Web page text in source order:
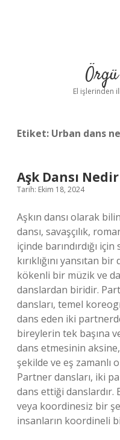
El işlerinden
Etiket: Urban dans
Aşk Dansı Nedir
Tarih: Ekim 18, 2024
Aşkın dansı olarak
dansı, savaşçılık,
içinde barındırdığı
kırıklığını yansıtan
kökenli bir müzik ve
danslardan biridir.
dansları, temel
dans eden iki
bireylerin tek başına
dans etmesinin
şekilde ve eş zamanlı
Partner dansları, iki
dans ettiği danslardır.
veya koordinesiz bir
insanların koordineli